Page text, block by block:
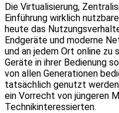
Die Virtualisierung,
Einführung wirklich
heute das
Endgeräte und moderne
und an jedem Ort online zu
Geräte in ihrer Bedienung
von allen Generationen
tatsächlich genutzt
ein Vorrecht von jüngeren
Technikinteressierten.